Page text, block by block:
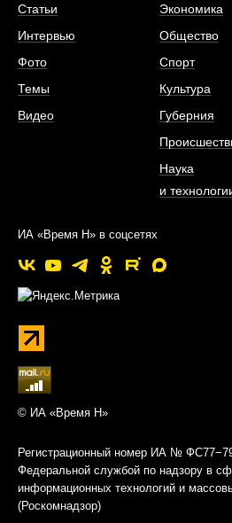
Статьи
Интервью
Фото
Темы
Видео
Экономика
Общество
Спорт
Культура
Губерния
Наука
и
ИА «Время Н» в соцсетях
© ИА «Время Н»
Регистрационный номер ИА №
Федеральной службой по надзору в
информационных технологий и
(Роскомнадзор)